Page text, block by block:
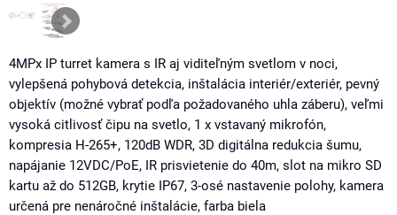
4MPx IP turret kamera s IR aj viditeľným svetlom v noci,
vylepšená pohybová detekcia, inštalácia interiér/exteriér, pevný
objektív (možné vybrať podľa požadovaného uhla záberu), veľmi
vysoká citlivosť čipu na svetlo, 1 x vstavaný mikrofón,
kompresia H-265+, 120dB WDR, 3D digitálna redukcia šumu,
napájanie 12VDC/PoE, IR prisvietenie do 40m, slot na mikro SD
kartu až do 512GB, krytie IP67, 3-osé nastavenie polohy, kamera
určená pre nenáročné inštalácie, farba biela